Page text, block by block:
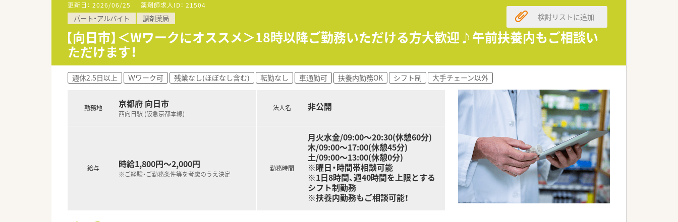
更新日： 2026/06/25 薬剤師求人ID： 21504
パート・アルバイト 調剤薬局
【向日市】＜Wワークにオススメ＞18時以降ご勤務いただける方大歓迎♪午前扶養内もご相談い
ただけます！
検討リストに追加
週休2.5日以上 Ｗワーク可 残業なし(ほぼなし含む) 転勤なし 車通勤可 扶養内勤務OK シフト制 大手チェーン以外
勤務地 京都府 向日市
西向日駅 (阪急京都本線)
給与 時給1,800円～2,000円
※ご経験・ご勤務条件等を考慮のうえ決定
法人名 非公開
勤務時間
月火水金/09:00～20:30(休憩60分)
木/09:00～17:00(休憩45分)
土/09:00～13:00(休憩0分)
※曜日・時間帯相談可能
※1日8時間、週40時間を上限とする
シフト制勤務
※扶養内勤務もご相談可能！